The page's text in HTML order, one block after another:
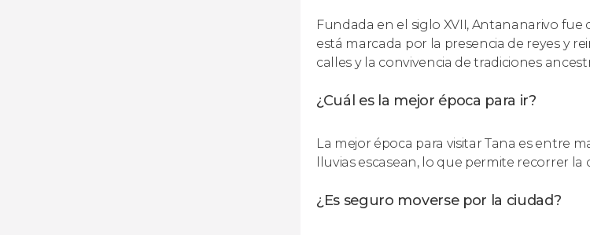
Fundada en el siglo XVII, Antananarivo
está marcada por la presencia de reyes y
calles y la convivencia de tradiciones
¿Cuál es la mejor época para ir?
La mejor época para visitar Tana es entre
lluvias escasean, lo que permite recorrer
¿Es seguro moverse por la ciudad?